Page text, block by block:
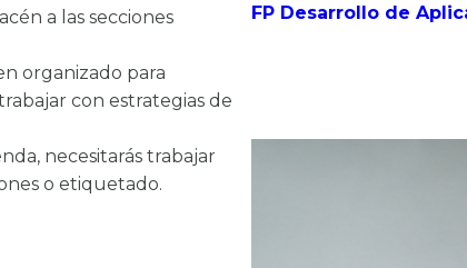
a las secciones
organizado para
con estrategias de
necesitarás trabajar
o etiquetado.
FP Desarrollo de